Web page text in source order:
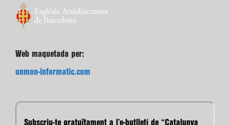
Web maquetada per:
unmon-informatic.com
Subscriu-te gratuïtament a l’e-butlletí de “Catalunya